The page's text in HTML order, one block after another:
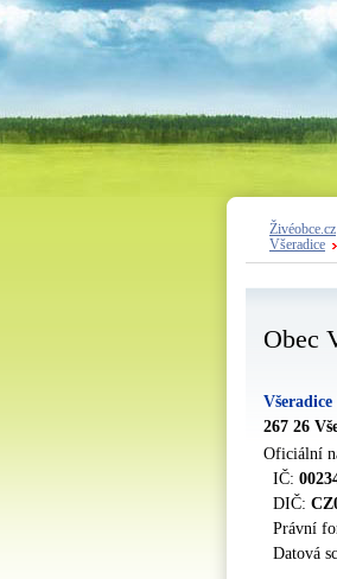
Živéobce.cz
Všeradice
Obec
Všeradice
267 26
Oficiální
IČ:
DIČ:
Právní
Datová